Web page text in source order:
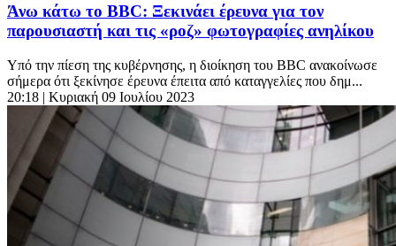
Άνω κάτω το BBC: Ξεκινάει έρευνα για τον
παρουσιαστή και τις «ροζ» φωτογραφίες ανηλίκου
Υπό την πίεση της κυβέρνησης, η διοίκηση του BBC ανακοίνωσε
σήμερα ότι ξεκίνησε έρευνα έπειτα από καταγγελίες που δημ...
20:18 | Κυριακή 09 Ιουλίου 2023